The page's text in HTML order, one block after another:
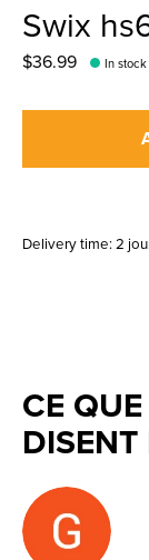
Swix
$36.99 In stock
Delivery time: 2
CE
Testimonial items